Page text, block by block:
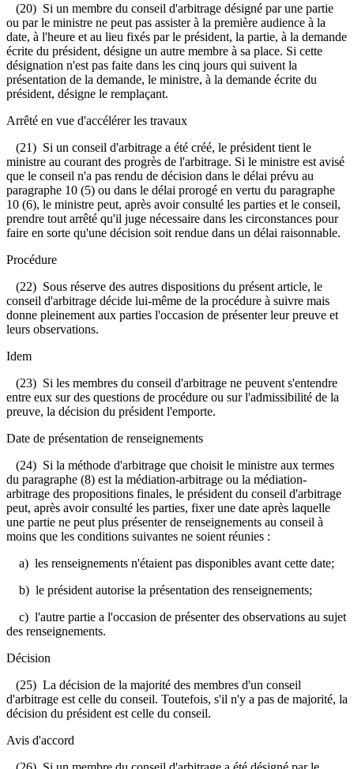
(20) Si un membre du conseil d'arbitrage désigné par une partie
ou par le ministre ne peut pas assister à la première audience à la
date, à l'heure et au lieu fixés par le président, la partie, à la demande
écrite du président, désigne un autre membre à sa place. Si cette
désignation n'est pas faite dans les cinq jours qui suivent la
présentation de la demande, le ministre, à la demande écrite du
président, désigne le remplaçant.
Arrêté en vue d'accélérer les travaux
(21) Si un conseil d'arbitrage a été créé, le président tient le
ministre au courant des progrès de l'arbitrage. Si le ministre est avisé
que le conseil n'a pas rendu de décision dans le délai prévu au
paragraphe 10 (5) ou dans le délai prorogé en vertu du paragraphe
10 (6), le ministre peut, après avoir consulté les parties et le conseil,
prendre tout arrêté qu'il juge nécessaire dans les circonstances pour
faire en sorte qu'une décision soit rendue dans un délai raisonnable.
Procédure
(22) Sous réserve des autres dispositions du présent article, le
conseil d'arbitrage décide lui-même de la procédure à suivre mais
donne pleinement aux parties l'occasion de présenter leur preuve et
leurs observations.
Idem
(23) Si les membres du conseil d'arbitrage ne peuvent s'entendre
entre eux sur des questions de procédure ou sur l'admissibilité de la
preuve, la décision du président l'emporte.
Date de présentation de renseignements
(24) Si la méthode d'arbitrage que choisit le ministre aux termes
du paragraphe (8) est la médiation-arbitrage ou la médiation-
arbitrage des propositions finales, le président du conseil d'arbitrage
peut, après avoir consulté les parties, fixer une date après laquelle
une partie ne peut plus présenter de renseignements au conseil à
moins que les conditions suivantes ne soient réunies :
a) les renseignements n'étaient pas disponibles avant cette date;
b) le président autorise la présentation des renseignements;
c) l'autre partie a l'occasion de présenter des observations au sujet
des renseignements.
Décision
(25) La décision de la majorité des membres d'un conseil
d'arbitrage est celle du conseil. Toutefois, s'il n'y a pas de majorité, la
décision du président est celle du conseil.
Avis d'accord